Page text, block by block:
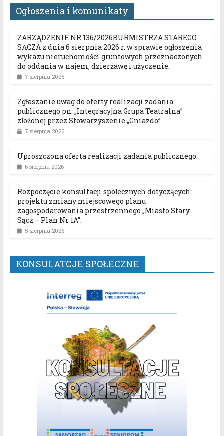
Ogłoszenia i komunikaty
ZARZĄDZENIE NR 136/2026BURMISTRZA STAREGO
SĄCZA z dnia 6 sierpnia 2026 r. w sprawie ogłoszenia
wykazu nieruchomości gruntowych przeznaczonych
do oddania w najem, dzierżawę i użyczenie.
7 sierpnia 2026
Zgłaszanie uwag do oferty realizacji zadania
publicznego pn. „Integracyjna Grupa Teatralna”
złożonej przez Stowarzyszenie „Gniazdo”.
7 sierpnia 2026
Uproszczona oferta realizacji zadania publicznego.
6 sierpnia 2026
Rozpoczęcie konsultacji społecznych dotyczących:
projektu zmiany miejscowego planu
zagospodarowania przestrzennego „Miasto Stary
Sącz – Plan Nr 1A”.
5 sierpnia 2026
KONSULATCJE SPOŁECZNE